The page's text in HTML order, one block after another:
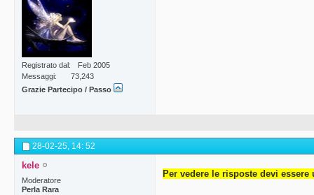
Registrato dal
Feb 2005
Messaggi
73,243
Grazie Partecipo / Passo
28-02-25, 14: 52
kele
Moderatore
Perla Rara
Per vedere le risposte devi